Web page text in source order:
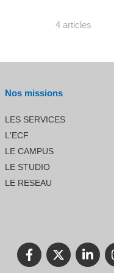
4 articles
Nos missions
LES SERVICES
L'ECF
LE CAMPUS
LE STUDIO
LE RESEAU